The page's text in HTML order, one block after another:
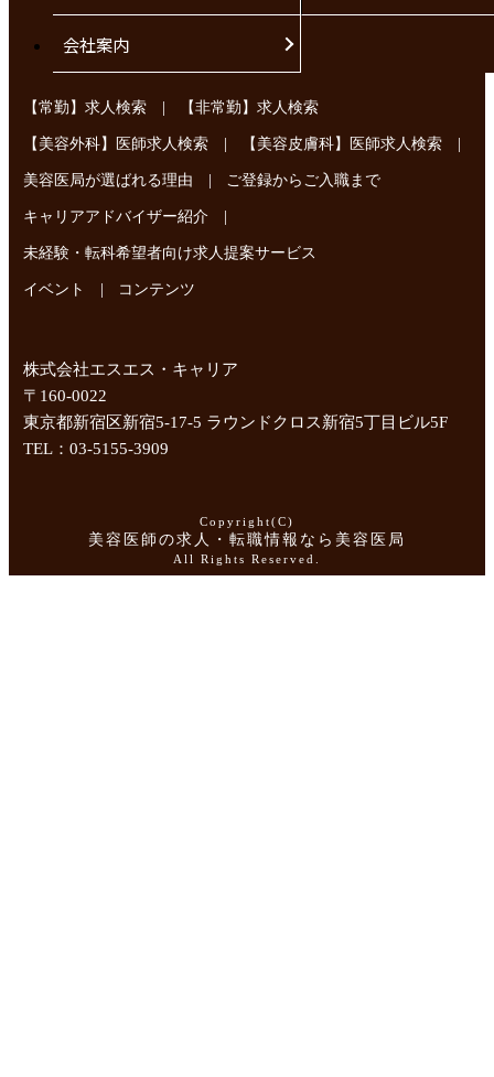
会社案内
【常勤】求人検索 | 【非常勤】求人検索
【美容外科】医師求人検索 | 【美容皮膚科】医師求人検索 |
美容医局が選ばれる理由 | ご登録からご入職まで
キャリアアドバイザー紹介 |
未経験・転科希望者向け求人提案サービス
イベント | コンテンツ
株式会社エスエス・キャリア
〒160-0022
東京都新宿区新宿5-17-5 ラウンドクロス新宿5丁目ビル5F
TEL：03-5155-3909
Copyright(C)
美容医師の求人・転職情報なら美容医局
All Rights Reserved.